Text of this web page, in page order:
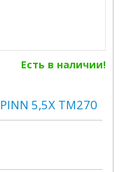
Есть в наличии!
5,5X TM270